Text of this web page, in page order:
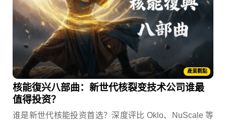
產業觀點
核能復兴八部曲：新世代核裂变技术公司谁最
值得投资？
谁是新世代核能投资首选？深度评比 Oklo、NuScale 等